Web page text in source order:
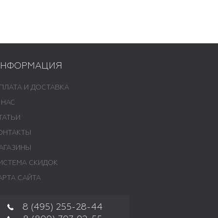
И ДОСТАВКА
СКИДОК
САЙТА
8 (495) 255-28-44